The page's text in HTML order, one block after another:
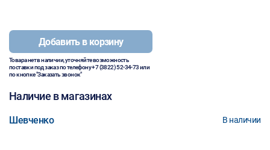
Добавить в корзину
Товара нет в наличии, уточняйте возможность
поставки под заказ по телефону+7 (3822) 52-34-73или
по кнопке "Заказать звонок"
Наличие в магазинах
Шевченко В наличии